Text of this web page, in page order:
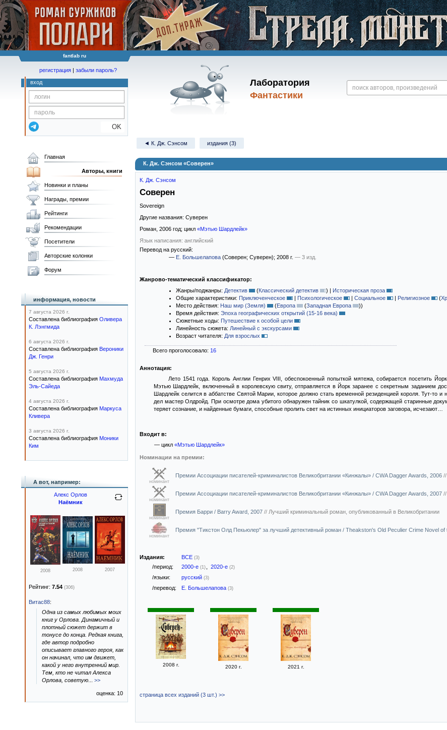
fantlab ru
Лаборатория
Фантастики
регистрация | забыли пароль?
вход
OK
◄ К. Дж. Сэнсом издания (3)
К. Дж. Сэнсом «Соверен»
К. Дж. Сэнсом
Соверен
Sovereign
Другие названия: Суверен
Роман, 2006 год; цикл «Мэтью Шардлейк»
Язык написания: английский
Перевод на русский:
— Е. Большелапова (Соверен; Суверен); 2008 г. — 3 изд.
Жанрово-тематический классификатор:
Жанры/поджанры: Детектив (Классический детектив ) | Историческая проза
Общие характеристики: Приключенческое | Психологическое | Социальное | Религиозное (
Место действия: Наш мир (Земля) (Европа (Западная Европа ))
Время действия: Эпоха географических открытий (15-16 века)
Сюжетные ходы: Путешествие к особой цели
Линейность сюжета: Линейный с экскурсами
Возраст читателя: Для взрослых
Всего проголосовало: 16
Аннотация:
Лето 1541 года. Король Англии Генрих VIII, обеспокоенный попыткой мятежа, собирается посетить
Мэтью Шардлейк, включенный в королевскую свиту, отправляется в Йорк заранее с секретным заданием
Шардлейк селится в аббатстве Святой Марии, которое должно стать временной резиденцией короля. Тут-то
дел мастер Олдройд. При осмотре дома убитого обнаружен тайник со шкатулкой, содержащей старинные
теряет сознание, и найденные бумаги, способные пролить свет на истинных инициаторов заговора, исчезают…
Входит в:
— цикл «Мэтью Шардлейк»
Номинации на премии:
номинант
Премии Ассоциации писателей-криминалистов Великобритании «Кинжалы» / CWA Dagger Awards, 2006 //
номинант
Премии Ассоциации писателей-криминалистов Великобритании «Кинжалы» / CWA Dagger Awards, 2007 //
номинант
Премия Барри / Barry Award, 2007 // Лучший криминальный роман, опубликованный в Великобритании
номинант
Премия "Тикстон Олд Пекьюлер" за лучший детективный роман / Theakston's Old Peculier Crime Novel of
Издания: ВСЕ (3)
/период: 2000-е (1) 2020-е (2)
/языки: русский (3)
/перевод: Е. Большелапова (3)
2008 г. 2020 г. 2021 г.
страница всех изданий (3 шт.) >>
Главная
Авторы, книги
Новинки и планы
Награды, премии
Рейтинги
Рекомендации
Посетители
Авторские колонки
Форум
информация, новости
7 августа 2026 г.
Составлена библиография Оливера
К. Лэнгмида
6 августа 2026 г.
Составлена библиография Вероники
Дж. Генри
5 августа 2026 г.
Составлена библиография Махмуда
Эль-Сайеда
4 августа 2026 г.
Составлена библиография Маркуса
Кливера
3 августа 2026 г.
Составлена библиография Моники
Ким
А вот, например:
Алекс Орлов
Наёмник
2008 2008 2007
Рейтинг: 7.54 (306)
Витас88:
Одна из самых любимых моих
книг у Орлова. Динамичный и
плотный сюжет держит в
тонусе до конца. Редкая книга,
где автор подробно
описывает главного героя, как
он начинал, что им движет,
какой у него внутренний мир.
Тем, кто не читал Алекса
Орлова, советую
>>
оценка: 10